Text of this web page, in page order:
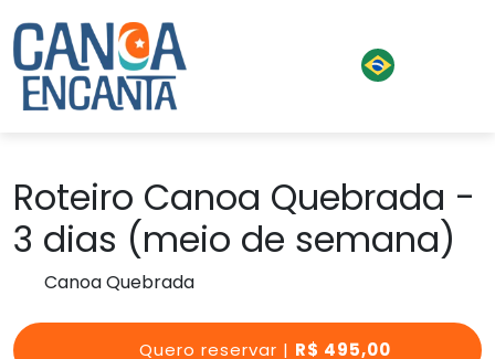
Roteiro Canoa Quebrada -
3 dias (meio de semana)
Canoa Quebrada
Quero reservar | R$ 495,00